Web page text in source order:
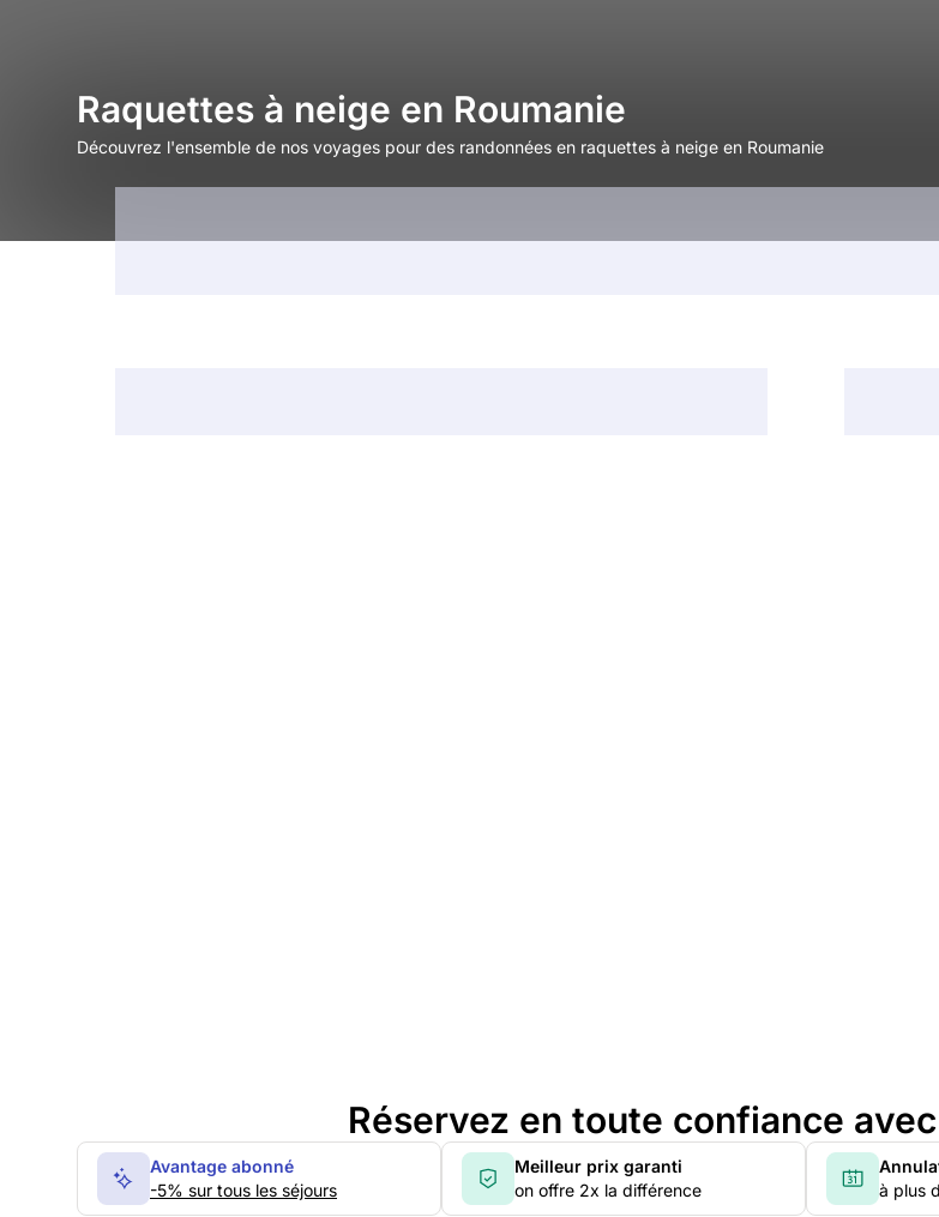
Raquettes à neige en Roumanie
Découvrez l'ensemble de nos voyages pour des randonnées en raquettes à neige en Roumanie
Réservez en toute confiance
Avantage abonné
-5% sur tous les séjours
Meilleur prix garanti
on offre 2x la différence
à plus